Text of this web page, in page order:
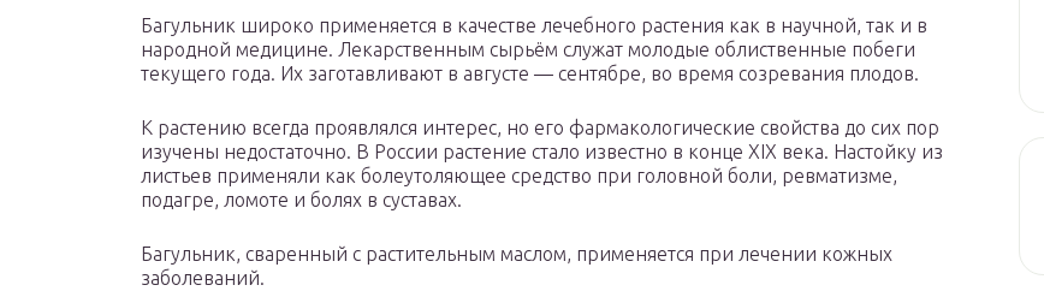
Багульник широко применяется в качестве лечебного растения как в научной, так и в
народной медицине. Лекарственным сырьём служат молодые облиственные побеги
текущего года. Их заготавливают в августе — сентябре, во время созревания плодов.
К растению всегда проявлялся интерес, но его фармакологические свойства до сих пор
изучены недостаточно. В России растение стало известно в конце ХIХ века. Настойку из
листьев применяли как болеутоляющее средство при головной боли, ревматизме,
подагре, ломоте и болях в суставах.
Багульник, сваренный с растительным маслом, применяется при лечении кожных
заболеваний.